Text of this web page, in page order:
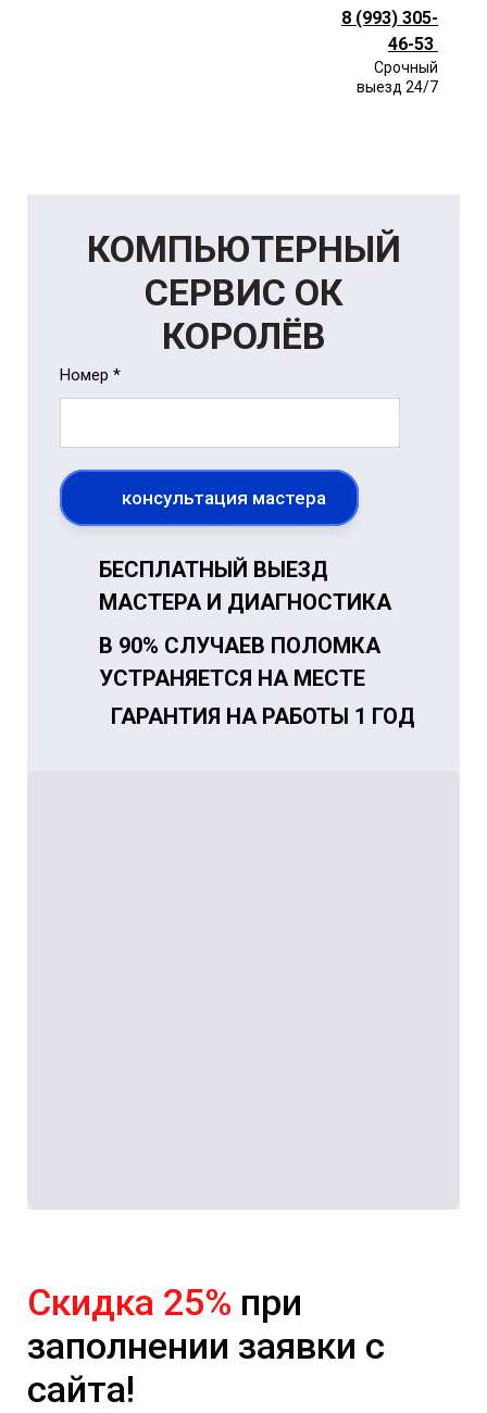
8 (993) 305-
46-53
Срочный
выезд 24/7
КОМПЬЮТЕРНЫЙ
СЕРВИС ОК
КОРОЛЁВ
Номер *
консультация мастера
БЕСПЛАТНЫЙ ВЫЕЗД
МАСТЕРА И ДИАГНОСТИКА
В 90% СЛУЧАЕВ ПОЛОМКА
УСТРАНЯЕТСЯ НА МЕСТЕ
ГАРАНТИЯ НА РАБОТЫ 1 ГОД
Скидка 25% при
заполнении заявки с
сайта!